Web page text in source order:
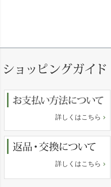
詳しくはこちら
詳しくはこちら